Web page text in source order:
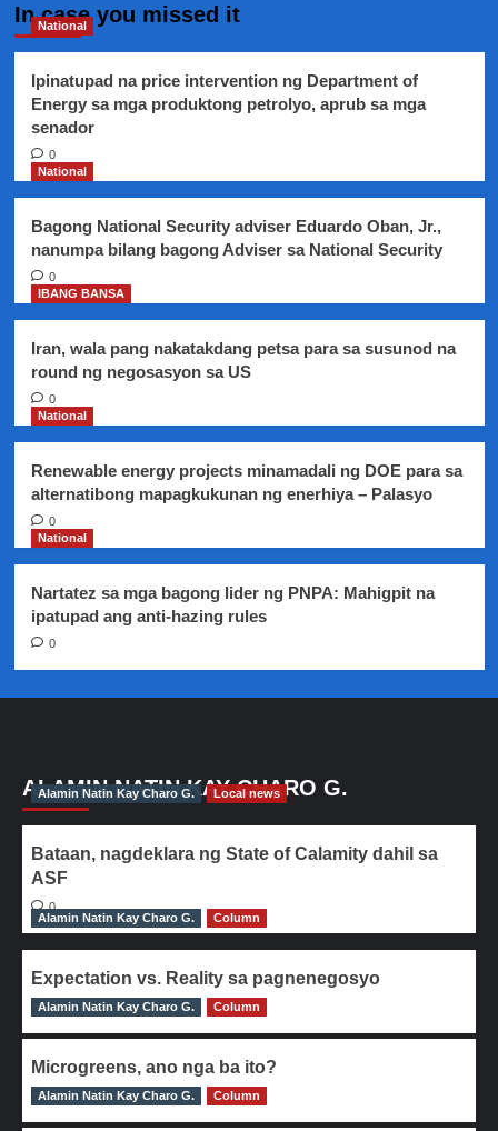
Libreng
sa
mga
In case you missed it
National
Ipinatupad na price intervention ng Department of
Energy sa mga produktong petrolyo, aprub sa mga
senador
0
National
Bagong National Security adviser Eduardo Oban, Jr.,
nanumpa bilang bagong Adviser sa National Security
0
IBANG BANSA
Iran, wala pang nakatakdang petsa para sa susunod na
round ng negosasyon sa US
0
National
Renewable energy projects minamadali ng DOE para sa
alternatibong mapagkukunan ng enerhiya – Palasyo
0
National
Nartatez sa mga bagong lider ng PNPA: Mahigpit na
ipatupad ang anti-hazing rules
0
ALAMIN NATIN KAY CHARO G.
Alamin Natin Kay Charo G. Local news
Bataan, nagdeklara ng State of Calamity dahil sa
ASF
0
Alamin Natin Kay Charo G.
Column
Expectation vs. Reality sa pagnenegosyo
0
Alamin Natin Kay Charo G. Column
Microgreens, ano nga ba ito?
0
Alamin Natin Kay Charo G. Column